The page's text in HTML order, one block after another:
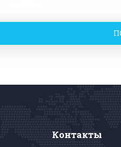
Контакты